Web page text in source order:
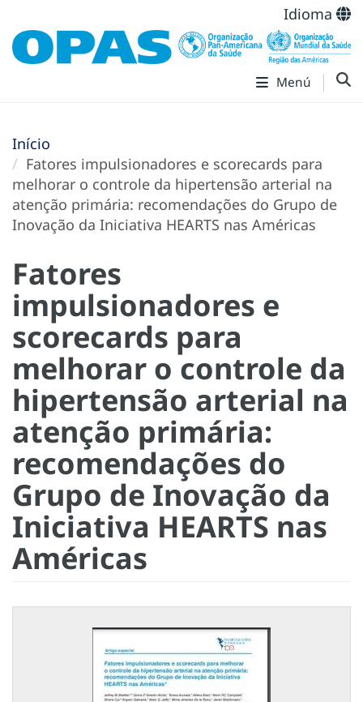
Idioma
Menú
Início
Fatores impulsionadores e scorecards para
melhorar o controle da hipertensão arterial na
atenção primária: recomendações do Grupo de
Inovação da Iniciativa HEARTS nas Américas
Fatores
impulsionadores e
scorecards para
melhorar o controle da
hipertensão arterial na
atenção primária:
recomendações do
Grupo de Inovação da
Iniciativa HEARTS nas
Américas